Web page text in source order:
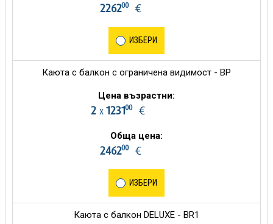
226200€
ИЗБЕРИ
Каюта с балкон с ограничена видимост - BP
Цена възрастни:
2 х 123100€
Обща цена:
246200€
ИЗБЕРИ
Каюта с балкон DELUXE - BR1